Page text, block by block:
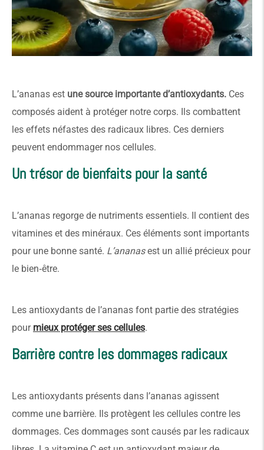
L’ananas est une source importante d’antioxydants. Ces
composés aident à protéger notre corps. Ils combattent
les effets néfastes des radicaux libres. Ces derniers
peuvent endommager nos cellules.
Un trésor de bienfaits pour la santé
L’ananas regorge de nutriments essentiels. Il contient des
vitamines et des minéraux. Ces éléments sont importants
pour une bonne santé. L’ananasest un allié précieux pour
le bien‑être.
Les antioxydants de l’ananas font partie des stratégies
pour mieux protéger ses cellules.
Barrière contre les dommages radicaux
Les antioxydants présents dans l’ananas agissent
comme une barrière. Ils protègent les cellules contre les
dommages. Ces dommages sont causés par les radicaux